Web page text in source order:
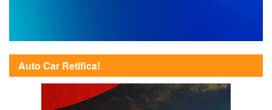
Auto Car Retifica!